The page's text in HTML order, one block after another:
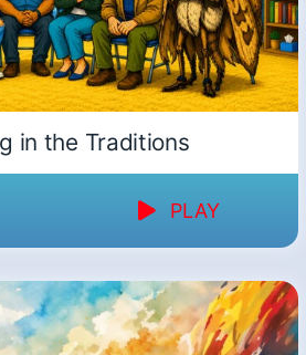
in the Traditions
PLAY